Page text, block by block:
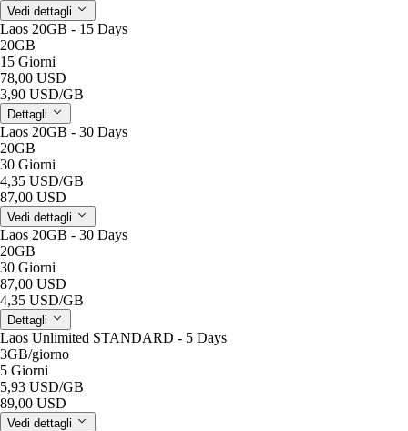
Vedi dettagli
Laos 20GB - 15 Days
20GB
15 Giorni
78,00 USD
3,90 USD/GB
Dettagli
Laos 20GB - 30 Days
20GB
30 Giorni
4,35 USD/GB
87,00 USD
Vedi dettagli
Laos 20GB - 30 Days
20GB
30 Giorni
87,00 USD
4,35 USD/GB
Dettagli
Laos Unlimited STANDARD - 5 Days
3GB/giorno
5 Giorni
5,93 USD/GB
89,00 USD
Vedi dettagli